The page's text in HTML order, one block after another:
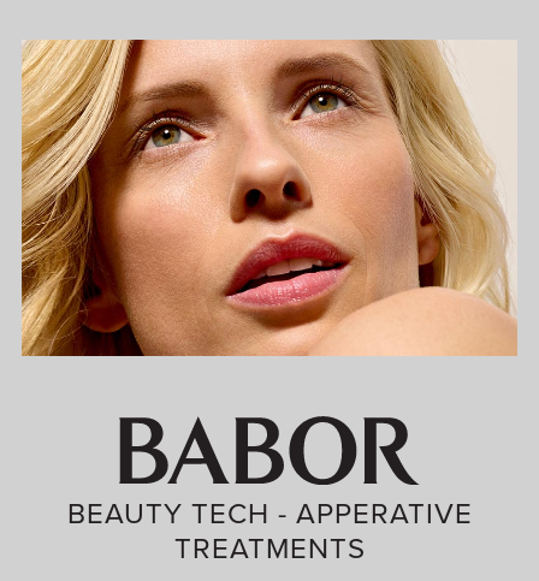
BEAUTY TECH - APPERATIVE
TREATMENTS